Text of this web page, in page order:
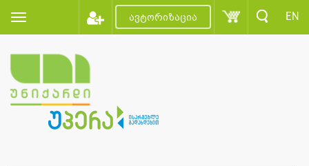
ავტორიზაცია EN